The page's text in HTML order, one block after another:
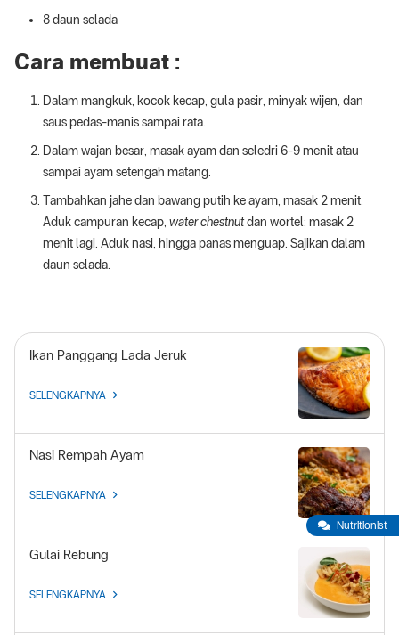
8 daun selada
Cara membuat :
Dalam mangkuk, kocok kecap, gula pasir, minyak wijen, dan
saus pedas-manis sampai rata.
Dalam wajan besar, masak ayam dan seledri 6-9 menit atau
sampai ayam setengah matang.
Tambahkan jahe dan bawang putih ke ayam, masak 2 menit.
Aduk campuran kecap, water chestnutdan wortel; masak 2
menit lagi. Aduk nasi, hingga panas menguap. Sajikan dalam
daun selada.
Ikan Panggang Lada Jeruk
SELENGKAPNYA
Nasi Rempah Ayam
SELENGKAPNYA
Gulai Rebung
SELENGKAPNYA
Nutritionist